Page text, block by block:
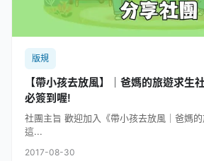
版規
【帶小孩去放風】｜爸媽的旅遊求生社團 版規 看完
必簽到喔!
社團主旨 歡迎加入《帶小孩去放風｜爸媽的
這...
2017-08-30